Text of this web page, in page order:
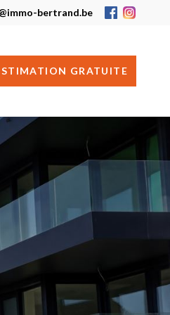
bertrand.be
BIEN
GRATUITE